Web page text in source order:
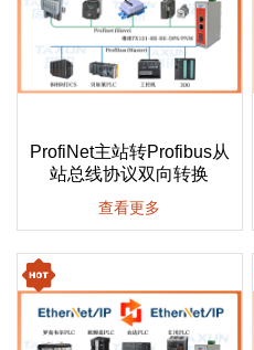
ProfiNet主站转Profibus从
站总线协议双向转换
查看更多